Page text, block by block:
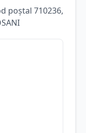
poștal 710236,